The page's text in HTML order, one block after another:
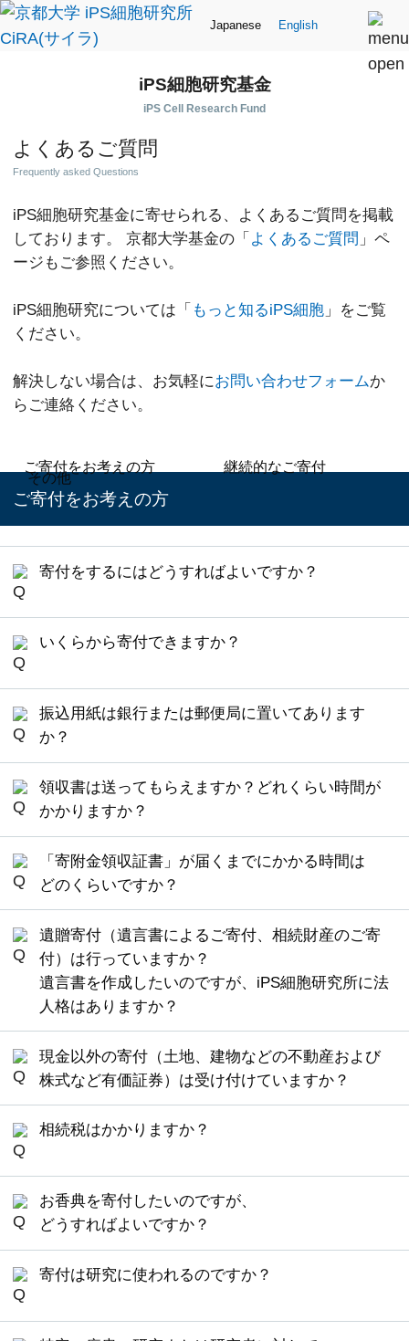
Japanese English
iPS細胞研究基金
iPS Cell Research Fund
よくあるご質問
Frequently asked Questions
iPS細胞研究基金に寄せられる、よくあるご質問を掲載
しております。
京都大学基金の「 よくあるご質問 」ペ
ージもご参照ください。
iPS細胞研究については「 もっと知るiPS細胞 」をご覧
ください。
解決しない場合は、お気軽にお問い合わせフォームか
らご連絡ください。
ご寄付をお考えの方 継続的なご寄付
その他
ご寄付をお考えの方
寄付をするにはどうすればよいですか？
寄付方法につきましては、大きく分けまして、
下記の方法がございます。
クレジットカード等を使って、
インターネット経由で振り込む方法
方法
なお、払込取扱票（振込用紙）のお取り寄せは、
フリーダイヤル（ 0120-80-8748
13時～17時）が便利です。
インターネット経由のご寄付は、「
ウェブサイト申込フォーム」からお手続きいただ
けます。
いくらから寄付できますか？
皆様のお気持ちが大切と考えておりますので、金
額の設定は設けておりません。
「 京都大学基金ウェブサイト申込フォーム
「払込取扱票（振込用紙）」を通じての
ご寄付については、1,000円以上でお願いをしてお
ります。
なお、「Yahoo!ネット募金 」など、各種ポイント
寄付 や、100円からの毎月の継続寄付を受け付けて
振込用紙は銀行または郵便局に置いてあります
か？
払込取扱票（振込用紙）をご希望の場合は、フリ
ーダイヤル（0120-80-8748）または お問い合わせ
フォームよりご連絡いただき、
務局ページから郵送しております。
銀行または郵便局には設置されておりません。
領収書は送ってもらえますか？どれくらい時間が
かかりますか？
・クレジットカード決済の場合
領収証書発行の日付は、Web申込フォームにて
寄付のお申込みが完了した日となります。 領収
証書の発行は各クレジットカード会社から京都
大学への入金後となるため、領収証書がお手許
に届くまで、お手続きから通常1～2ヵ月程度を
要します。
・銀行振込の場合
領収証書発行の日付は、各金融機関から京都大
学に入金された日付となります。 金融機関によ
っては、お手続きから入金まで数日を要す場合
がありますのでご留意ください。 領収証書がお
します。
寄付のお手続きを12月下旬にされた場合、翌年
の日付で領収証書が発行される場合がありま
す。
「寄附金領収証書」が届くまでにかかる時間は
どのくらいですか？
「寄附金領収証書」は、本学に入金された日付で
発行いたします。郵送は、本学への入金後、通常3
週間となります。
クレジットカード決済の場合は、各カード会社か
らの着金日の日付で「寄附金領収証書」を発行い
たします。各カード会社から本学への入金後に発
行手続きをいたしますので、郵送はお申し込みい
ただいてからおよそ1～2ヵ月後となります。
済の場合は、決済代行業者から本学への入金後に
発行手続きをいたしますので、お申し込みいただ
いてからおよそ1～2ヵ月後となります。
※ご入金手続きが12月以降の場合の領収証書は、
遺贈寄付（遺言書によるご寄付、相続財産のご寄
付）は行っていますか？
遺言書を作成したいのですが、iPS細胞研究所に法
人格はありますか？
遺贈寄付も賜わっております。遺言書によりご支
援いただく際の受遺者の名称は下記のとおりで
す。iPS細胞研究所は、国立大学法人京都大学の一
部局であり、法人格は「国立大学法人」です。
国立大学法人京都大学 iPS細胞研究所
現金以外の寄付（土地、建物などの不動産および
株式など有価証券）は受け付けていますか？
可能です。原則として、⼟地、建物などの不動産
および株式など有価証券は、現⾦化（換価処分）
えで、ご寄付くださるようお願いしております。
ご遺贈の場合は、遺言書の中で、遺言執行者の方
がそのご資産を現金化してから、iPS細胞研究基金
へご寄付いただく旨の記載をお願いしておりま
相続税はかかりますか？
遺贈（遺言によるご寄付）された財産および、相
続税の申告期限までに相続人が寄付された財産
は、非課税となる税制上の優遇措置が認められて
います。
ジをご覧ください。
お香典を寄付したいのですが、
どうすればよいですか？
お香典の場合も通常のご寄付方法でお手続きいた
だけます。
ージをご覧ください。
寄付は研究に使われるのですか？
寄付金の使い道につきましては、「ご寄付の使い